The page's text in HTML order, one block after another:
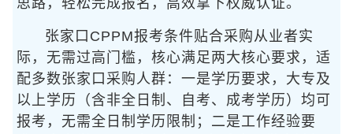
思路，轻松完成报名，高效拿下权威认证。
张家口CPPM报考条件贴合采购从业者实
际，无需过高门槛，核心满足两大核心要求，适
配多数张家口采购人群：一是学历要求，大专及
以上学历（含非全日制、自考、成考学历）均可
报考，无需全日制学历限制；二是工作经验要